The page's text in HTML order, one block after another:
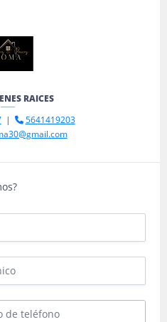
RAICES
|
5641419203